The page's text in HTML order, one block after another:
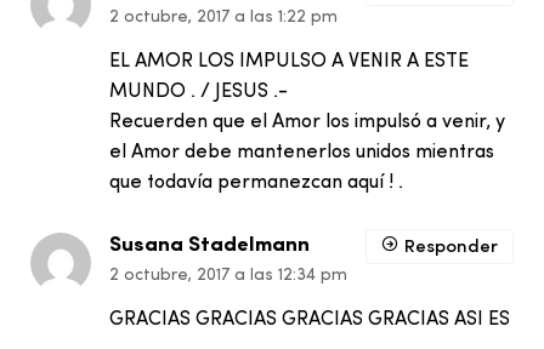
2 octubre, 2017 a las 1:22 pm
EL AMOR LOS IMPULSO A VENIR A ESTE
MUNDO . / JESUS .-
Recuerden que el Amor los impulsó a venir, y
el Amor debe mantenerlos unidos mientras
que todavía permanezcan aquí ! .
Susana Stadelmann
2 octubre, 2017 a las 12:34 pm
GRACIAS GRACIAS GRACIAS GRACIAS ASI ES
Responder